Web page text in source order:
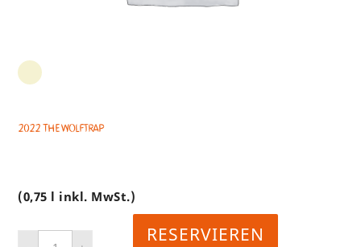
2022 The Wolftrap
(0,75 l inkl. MwSt.)
RESERVIEREN